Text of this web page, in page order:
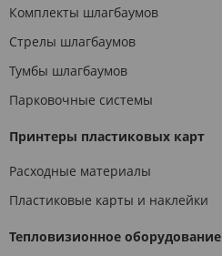
Комплекты шлагбаумов
Стрелы шлагбаумов
Тумбы шлагбаумов
Парковочные системы
Принтеры пластиковых карт
Расходные материалы
Пластиковые карты и наклейки
Тепловизионное оборудование